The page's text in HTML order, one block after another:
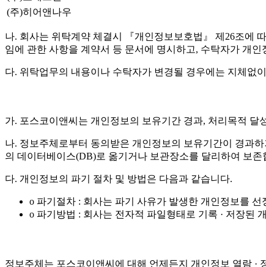
(주)히어앤나우
나. 회사는 위탁계약 체결시 『개인정보보호법』 제26조에
임에 관한 사항을 계약서 등 문서에 명시하고, 수탁자가 개
다. 위탁업무의 내용이나 수탁자가 변경될 경우에는 지체없
가. 포스코이앤씨는 개인정보의 보유기간 경과, 처리목적
나. 정보주체로부터 동의받은 개인정보의 보유기간이 경과
의 데이터베이스(DB)로 옮기거나 보관장소를 달리하여 보존
다. 개인정보의 파기 절차 및 방법은 다음과 같습니다.
o 파기절차 : 회사는 파기 사유가 발생한 개인정보를
o 파기방법 : 회사는 전자적 파일형태로 기록 · 저장된
정보주체는 포스코이앤씨에 대해 언제든지 개인정보 열람 ·